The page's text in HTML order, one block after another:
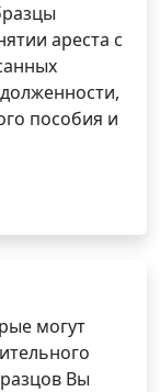
ареста с
пособия и
могут
Вы